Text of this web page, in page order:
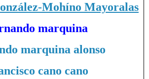
Mohíno Mayoralas
marquina
marquina alonso
cano cano